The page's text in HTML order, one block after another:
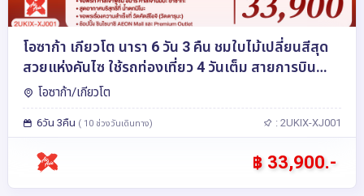
โอซาก้า เกียวโต นารา 6 วัน 3 คืน ชมใบไม้เปลี่ยนสีสุด
สวยแห่งคันไซ ใช้รถท่องเที่ยว 4 วันเต็ม สายการบิน
ไทยแอร์เอเชีย เอ็กซ์
โอซาก้า/เกียวโต
6วัน 3คืน ( 10 ช่วงวันเดินทาง) : 2UKIX-XJ001
฿ 33,900.-